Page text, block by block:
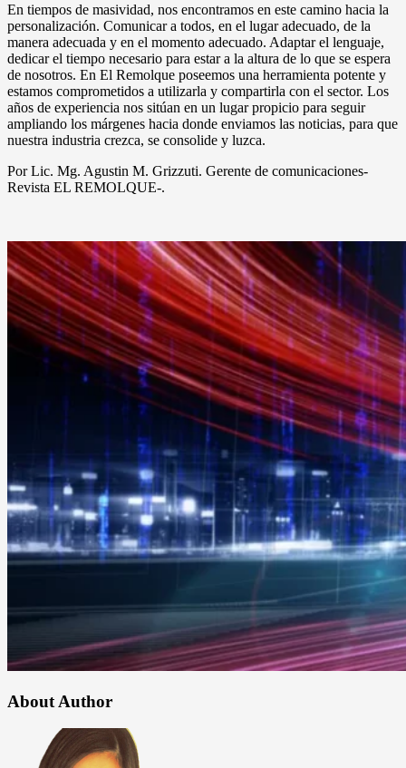
En tiempos de masividad, nos encontramos en este camino hacia la
personalización. Comunicar a todos, en el lugar adecuado, de la
manera adecuada y en el momento adecuado. Adaptar el lenguaje,
dedicar el tiempo necesario para estar a la altura de lo que se espera
de nosotros. En El Remolque poseemos una herramienta potente y
estamos comprometidos a utilizarla y compartirla con el sector. Los
años de experiencia nos sitúan en un lugar propicio para seguir
ampliando los márgenes hacia donde enviamos las noticias, para que
nuestra industria crezca, se consolide y luzca.
Por Lic. Mg. Agustin M. Grizzuti. Gerente de comunicaciones-
Revista EL REMOLQUE-.
About Author